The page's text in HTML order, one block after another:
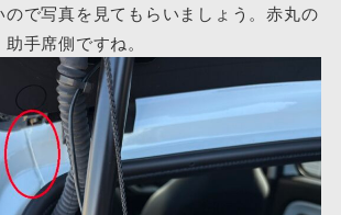
で写真を見てもらいましょう。赤丸の
手席側ですね。